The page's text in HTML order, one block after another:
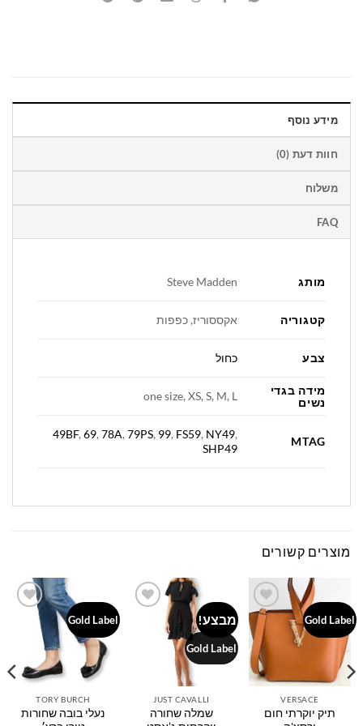
מידע נוסף
חוות דעת (0)
משלוח
FAQ
מותג Steve Madden
קטגוריה אקססוריז, כפפות
צבע כחול
מידה בגדי
נשים
one size, XS, S, M, L
MTAG
49BF, 69, 78A, 79PS, 99, FS59, NY49,
SHP49
מוצרים קשורים
Gold Label
Add to
wishlist
VERSACE
תיק יוקרתי חום
מבצע!
Gold Label
JUST CAVALLI
שמלה שחורה
Gold Label
TORY BURCH
נעלי בובה שחורות